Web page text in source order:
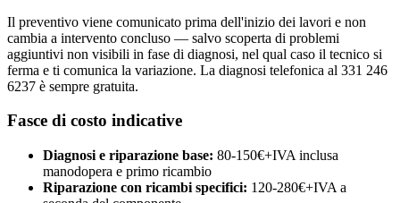
Il preventivo viene comunicato prima dell'inizio dei lavori e non
cambia a intervento concluso — salvo scoperta di problemi
aggiuntivi non visibili in fase di diagnosi, nel qual caso il tecnico si
ferma e ti comunica la variazione. La diagnosi telefonica al 331 246
6237 è sempre gratuita.
Fasce di costo indicative
Diagnosi e riparazione base: 80-150€+IVA inclusa
manodopera e primo ricambio
Riparazione con ricambi specifici: 120-280€+IVA a